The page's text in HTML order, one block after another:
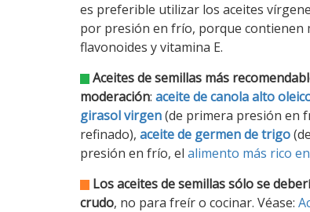
es preferible utilizar los aceites
por presión en frío, porque contienen
flavonoides y vitamina E.
Aceites de semillas más
moderación: aceite de canola alto
girasol virgen(de primera presión en
refinado), aceite de germen de trigo
presión en frío, el alimento más rico
Los aceites de semillas sólo se
crudo, no para freír o cocinar. Véase: